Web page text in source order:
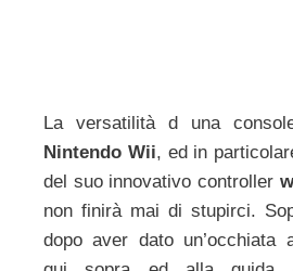
La versatilità d una
Nintendo Wii, ed in
del suo innovativo controller
non finirà mai di stupirci.
dopo aver dato un’occhiata